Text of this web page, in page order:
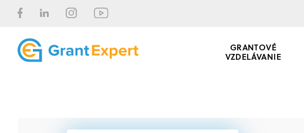
GRANTOVÉ
VZDELÁVANIE